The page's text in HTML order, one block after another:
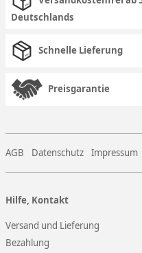
Deutschlands
Schnelle Lieferung
Preisgarantie
AGB Datenschutz Impressum
Hilfe, Kontakt
Versand und Lieferung
Bezahlung